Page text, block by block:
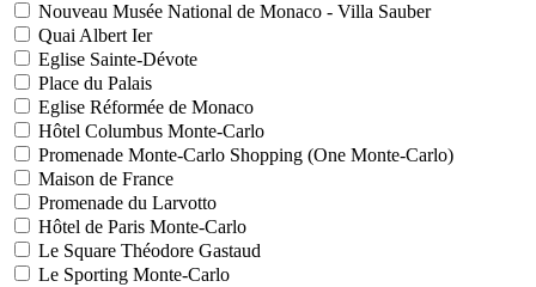
Nouveau Musée National de Monaco - Villa Sauber
Quai Albert Ier
Eglise Sainte-Dévote
Place du Palais
Eglise Réformée de Monaco
Hôtel Columbus Monte-Carlo
Promenade Monte-Carlo Shopping (One Monte-Carlo)
Maison de France
Promenade du Larvotto
Hôtel de Paris Monte-Carlo
Le Square Théodore Gastaud
Le Sporting Monte-Carlo